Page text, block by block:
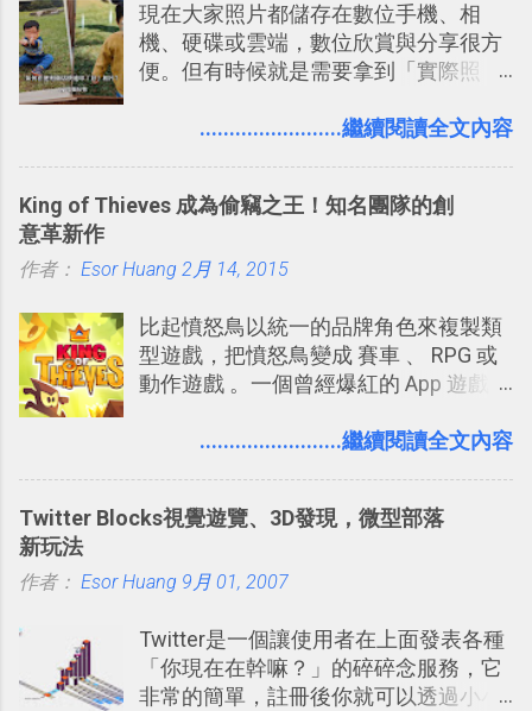
戶 。 2017/3 新增 ： Sortd for Slack：
改造 Slack 討論串介面變成專案任務排
程看板
規劃自助旅行路線！ Google 「我的地
圖」在規劃自助旅行路線時可以解決許
多問題： 國外地點名稱地址常常難懂，
稱。 在規劃路線之外，自訂地圖還能補
時帶來好心情，二方面事後就是最好的
享合作，讓彼此都能在手機上查看這次
現在大家照片都儲存在數位手機、相
機、硬碟或雲端，數位欣賞與分享很方
便。但有時候就是需要拿到「實際照
要製作家庭相框 用照片來當小禮物 把照
片？而且最好能不花時間、立即拿到、
（或是沒有好的印表機），又不想跑照
提供了印照片的服務 ，而且價格不貴，
可以立即拿到，操作流程也十分簡單。
之前我在電腦玩物分享過：「 不需買印
方便教學 」。這篇文章則從印照片出
........................繼續閱讀全文內容
King of Thieves 成為偷竊之王！知名團隊的創
意革新作
作者： Esor Huang 2月 14, 2015
比起憤怒鳥以統一的品牌角色來複製類
型遊戲，把憤怒鳥變成 賽車 、 RPG 或
動作遊戲 。一個曾經爆紅的 App 遊戲開
次推出另外一個足以撼動市場，並且有
是另外一款非常知名系列作「 Cut the
ZeptoLab ，在玩了幾個割繩子變形後，
品：「 King of Thieves 」，這是一款
玩法與眾不同的 PVP 偷竊對戰遊戲 。
........................繼續閱讀全文內容
Twitter Blocks視覺遊覽、3D發現，微型部落
新玩法
作者： Esor Huang 9月 01, 2007
Twitter是一個讓使用者在上面發表各種
「你現在在幹嘛？」的碎碎念服務，它
非常的簡單，註冊後你就可以透過小小